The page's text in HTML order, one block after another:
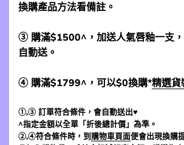
換購產品方法看備註。
③ 購滿$1500^，加送人氣唇釉一支
自動送。
④ 購滿$1799^，可以$0換購*精選貨
①,③ 訂單符合條件，會自動送出♥
^指定金額以全單「折後總計價」為準。
②,④符合條件時，到 購物車頁面便會出現換購